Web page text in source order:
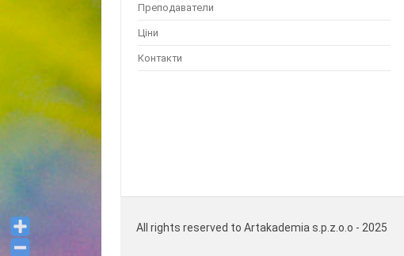
Преподаватели
Ціни
Контакти
All rights reserved to Artakademia s.p.z.o.o - 2025